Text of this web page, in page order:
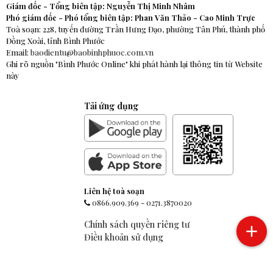
Giám đốc - Tổng biên tập: Nguyễn Thị Minh Nhâm
Phó giám đốc - Phó tổng biên tập: Phan Văn Thảo - Cao Minh Trực
Toà soạn: 228, tuyến đường Trần Hưng Đạo, phường Tân Phú, thành phố
Đồng Xoài, tỉnh Bình Phước
Email: baodientu@baobinhphuoc.com.vn
Ghi rõ nguồn "Bình Phước Online" khi phát hành lại thông tin từ Website
này
Tải ứng dụng
Liên hệ toà soạn
0866.909.369-0271.3870020
Chính sách quyền riêng tư
Điều khoản sử dụng